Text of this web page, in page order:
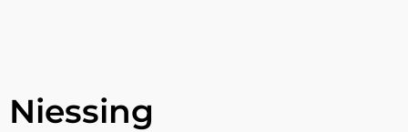
Niessing